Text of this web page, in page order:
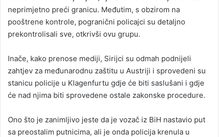
neprimjetno preći granicu. Međutim, s obzirom na
pooštrene kontrole, pogranični policajci su detaljno
prekontrolisali sve, otkrivši ovu grupu.
Inače, kako prenose mediji, Sirijci su odmah podnijeli
zahtjev za međunarodnu zaštitu u Austriji i sprovedeni su
stanicu policije u Klagenfurtu gdje će biti saslušani i gdje
će nad njima biti sprovedene ostale zakonske procedure.
Ono što je zanimljivo jeste da je vozač iz BiH nastavio put
sa preostalim putnicima, ali je onda policija krenula u